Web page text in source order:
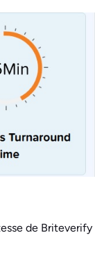
de Briteverify